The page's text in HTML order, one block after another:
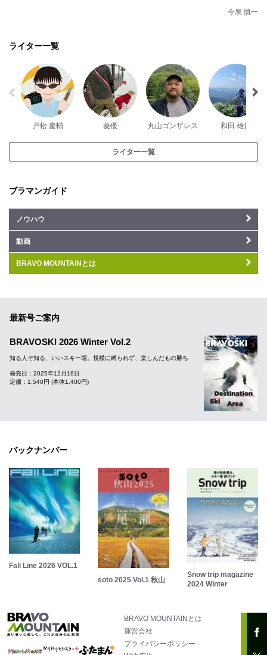
今泉 慎一
ライター一覧
戸松 慶輔 菱優 丸山ゴンザレス 和田 雄貴
ライター一覧
ブラマンガイド
ノウハウ
動画
BRAVO MOUNTAINとは
最新号ご案内
BRAVOSKI 2026 Winter Vol.2
知る人ぞ知る、いいスキー場。規模に縛られず、楽しんだもの勝ち
発売日：2025年12月16日
定価：1,540円 (本体1,400円)
バックナンバー
Fall Line 2026 VOL.1
soto 2025 Vol.1 秋山
Snow trip magazine
2024 Winter
BRAVO MOUNTAINとは
運営会社
プライバシーポリシー